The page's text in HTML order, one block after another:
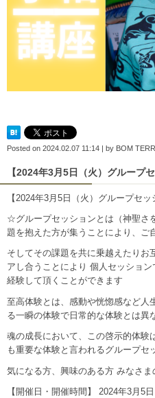
Posted on 2024.02.07 11:14 | by BOM
【2024年3月5日（火）グループセ
【2024年3月5日（火）グループセッ
☆グループセッションとは（神聖さ
題を抱えた方が集うことにより、ご
そしてその課題を共に乗越えたりお
アし合うことにより 個人セッショ
経験して頂くことができます
至高体験とは、感動や恍惚感など人
る一瞬の体験で日常的な体験とは異
魂の成長において、この啓示的体験
も重要な体験と言われるグループセ
気になる方、興味のある方 みなさ
【開催日・開催時間】 2024年3月5